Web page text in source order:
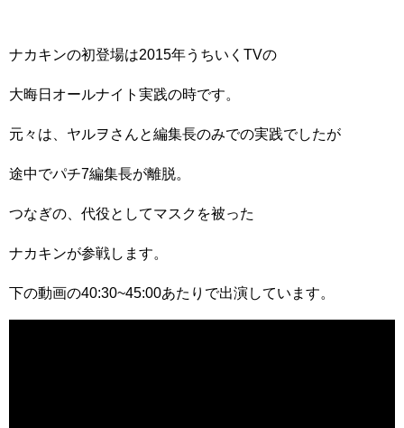
ナカキンの初登場は2015年うちいくTVの
大晦日オールナイト実践の時です。
元々は、ヤルヲさんと編集長のみでの実践でしたが
途中でパチ7編集長が離脱。
つなぎの、代役としてマスクを被った
ナカキンが参戦します。
下の動画の40:30~45:00あたりで出演しています。